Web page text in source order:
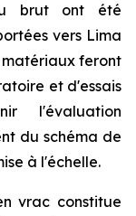
brut ont été
vers Lima
matériaux feront
et d'essais
l'évaluation
du schéma de
à l'échelle.
vrac constitue